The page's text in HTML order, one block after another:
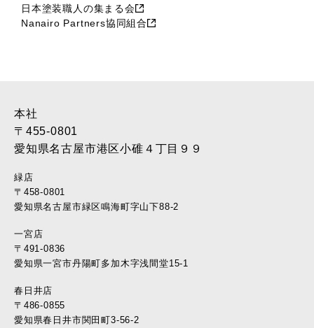
2017年6月 (21)
2017年5月 (17)
2016年12月 (37)
2016年11月 (39)
2016年10月 (37)
2016年8月 (30)
2016年7月 (40)
2016年5月 (34)
2016年4月 (35)
2016年3月 (17)
2016年2月 (22)
2016年1月 (10)
2015年12月 (11)
日本塗装職人の集まる会
Nanairo Partners協同組合
本社
〒455-0801
愛知県名古屋市港区小碓４丁目９９
緑店
〒458-0801
愛知県名古屋市緑区鳴海町字山下88-2
一宮店
〒491-0836
愛知県一宮市丹陽町多加木字浅間堂15-1
春日井店
〒486-0855
愛知県春日井市関田町3-56-2